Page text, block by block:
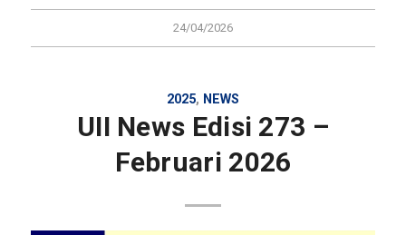
24/04/2026
2025, NEWS
UII News Edisi 273 –
Februari 2026